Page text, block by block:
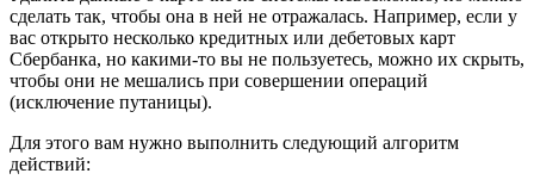
сделать так, чтобы она в ней не отражалась. Например, если у
вас открыто несколько кредитных или дебетовых карт
Сбербанка, но какими-то вы не пользуетесь, можно их скрыть,
чтобы они не мешались при совершении операций
(исключение путаницы).
Для этого вам нужно выполнить следующий алгоритм
действий: